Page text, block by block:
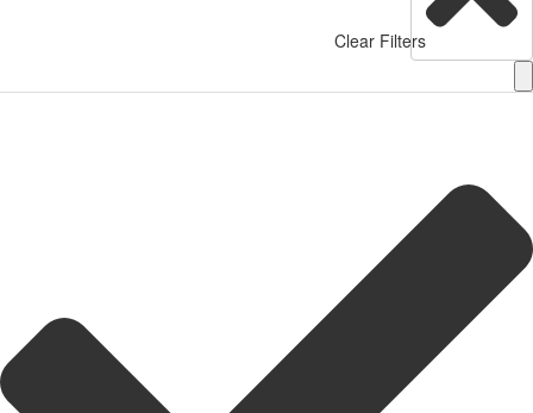
Clear Filters